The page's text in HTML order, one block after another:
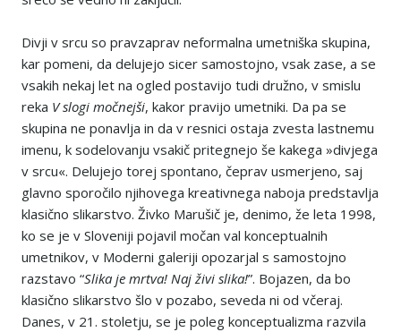
Divji v srcu so pravzaprav neformalna umetniška skupina,
kar pomeni, da delujejo sicer samostojno, vsak zase, a se
vsakih nekaj let na ogled postavijo tudi družno, v smislu
reka V slogi močnejši, kakor pravijo umetniki. Da pa se
skupina ne ponavlja in da v resnici ostaja zvesta lastnemu
imenu, k sodelovanju vsakič pritegnejo še kakega »divjega
v srcu«. Delujejo torej spontano, čeprav usmerjeno, saj
glavno sporočilo njihovega kreativnega naboja predstavlja
klasično slikarstvo. Živko Marušič je, denimo, že leta 1998,
ko se je v Sloveniji pojavil močan val konceptualnih
umetnikov, v Moderni galeriji opozarjal s samostojno
razstavo “Slika je mrtva! Naj živi slika!”. Bojazen, da bo
klasično slikarstvo šlo v pozabo, seveda ni od včeraj.
Danes, v 21. stoletju, se je poleg konceptualizma razvila